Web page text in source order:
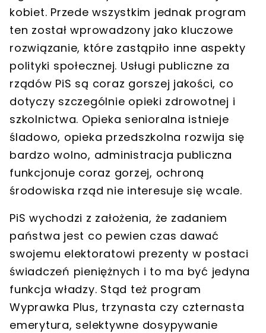
kobiet. Przede wszystkim jednak program
ten został wprowadzony jako kluczowe
rozwiązanie, które zastąpiło inne aspekty
polityki społecznej. Usługi publiczne za
rządów PiS są coraz gorszej jakości, co
dotyczy szczególnie opieki zdrowotnej i
szkolnictwa. Opieka senioralna istnieje
śladowo, opieka przedszkolna rozwija się
bardzo wolno, administracja publiczna
funkcjonuje coraz gorzej, ochroną
środowiska rząd nie interesuje się wcale.
PiS wychodzi z założenia, że zadaniem
państwa jest co pewien czas dawać
swojemu elektoratowi prezenty w postaci
świadczeń pieniężnych i to ma być jedyna
funkcja władzy. Stąd też program
Wyprawka Plus, trzynasta czy czternasta
emerytura, selektywne dosypywanie